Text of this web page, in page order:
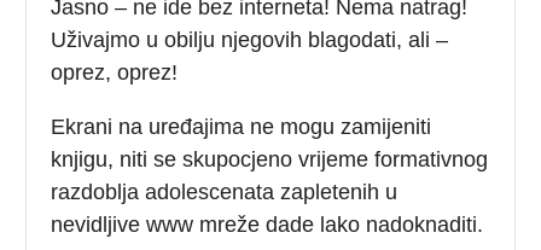
Jasno – ne ide bez interneta! Nema natrag!
Uživajmo u obilju njegovih blagodati, ali –
oprez, oprez!
Ekrani na uređajima ne mogu zamijeniti
knjigu, niti se skupocjeno vrijeme formativnog
razdoblja adolescenata zapletenih u
nevidljive www mreže dade lako nadoknaditi.